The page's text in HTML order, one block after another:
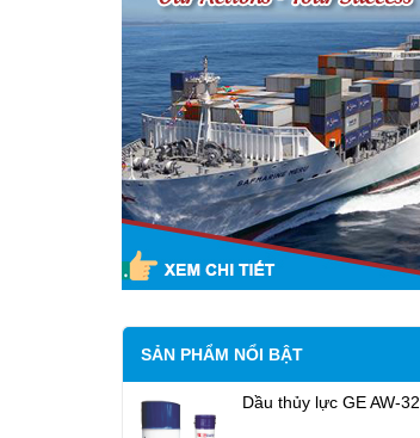
SẢN PHẨM NỔI BẬT
Dầu thủy lực GE AW-32